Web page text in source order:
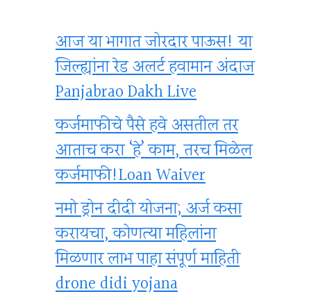
आज या भागात जोरदार पाऊस! या
जिल्ह्यांना रेड अलर्ट हवामान अंदाज
Panjabrao Dakh Live
कर्जमाफीचे पैसे हवे असतील तर
आताच करा ‘हे’ काम, तरच मिळेल
कर्जमाफी!Loan Waiver
नमो ड्रोन दीदी योजना; अर्ज कसा
करायचा, कोणत्या महिलांना
मिळणार लाभ पाहा संपूर्ण माहिती
drone didi yojana